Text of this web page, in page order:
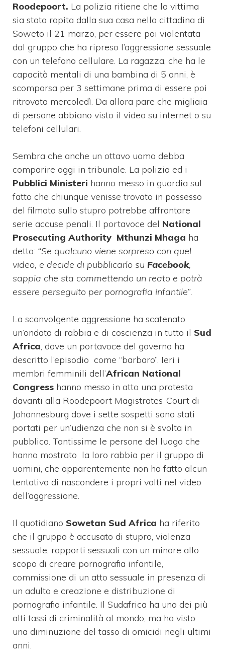
Roodepoort. La polizia ritiene che la vittima
sia stata rapita dalla sua casa nella cittadina di
Soweto il 21 marzo, per essere poi violentata
dal gruppo che ha ripreso l’aggressione sessuale
con un telefono cellulare. La ragazza, che ha le
capacità mentali di una bambina di 5 anni, è
scomparsa per 3 settimane prima di essere poi
ritrovata mercoledì. Da allora pare che migliaia
di persone abbiano visto il video su internet o su
telefoni cellulari.
Sembra che anche un ottavo uomo debba
comparire oggi in tribunale. La polizia ed i
Pubblici Ministeri hanno messo in guardia sul
fatto che chiunque venisse trovato in possesso
del filmato sullo stupro potrebbe affrontare
serie accuse penali. Il portavoce del National
Prosecuting Authority Mthunzi Mhaga ha
detto: “Se qualcuno viene sorpreso con quel
video, e decide di pubblicarlo su Facebook,
sappia che sta commettendo un reato e potrà
essere perseguito per pornografia infantile”.
La sconvolgente aggressione ha scatenato
un’ondata di rabbia e di coscienza in tutto il Sud
Africa, dove un portavoce del governo ha
descritto l’episodio come “barbaro”. Ieri i
membri femminili dell’African National
Congress hanno messo in atto una protesta
davanti alla Roodepoort Magistrates’ Court di
Johannesburg dove i sette sospetti sono stati
portati per un’udienza che non si è svolta in
pubblico. Tantissime le persone del luogo che
hanno mostrato la loro rabbia per il gruppo di
uomini, che apparentemente non ha fatto alcun
tentativo di nascondere i propri volti nel video
dell’aggressione.
Il quotidiano Sowetan Sud Africa ha riferito
che il gruppo è accusato di stupro, violenza
sessuale, rapporti sessuali con un minore allo
scopo di creare pornografia infantile,
commissione di un atto sessuale in presenza di
un adulto e creazione e distribuzione di
pornografia infantile. Il Sudafrica ha uno dei più
alti tassi di criminalità al mondo, ma ha visto
una diminuzione del tasso di omicidi negli ultimi
anni.